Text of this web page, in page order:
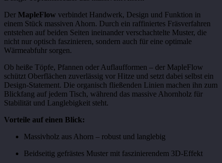
Der MapleFlow verbindet Handwerk, Design und Funktion in
einem Stück massiven Ahorn. Durch ein raffiniertes Fräsverfahren
entstehen auf beiden Seiten ineinander verschachtelte Muster, die
nicht nur optisch faszinieren, sondern auch für eine optimale
Wärmeabfuhr sorgen.
Ob heiße Töpfe, Pfannen oder Auflaufformen – der MapleFlow
schützt Oberflächen zuverlässig vor Hitze und setzt dabei selbst ein
Design-Statement. Die organisch fließenden Linien machen ihn zum
Blickfang auf jedem Tisch, während das massive Ahornholz für
Stabilität und Langlebigkeit steht.
Vorteile auf einen Blick:
Massivholz aus Ahorn – robust und langlebig
Beidseitig gefrästes Muster mit faszinierendem 3D-Effekt